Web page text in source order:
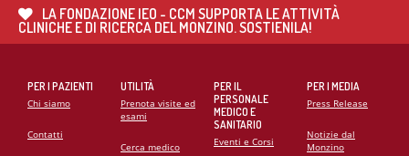
CARDIO MONZINO 2025
LA FONDAZIONE IEO - CCM SUPPORTA LE ATTIVITÀ
CLINICHE E DI RICERCA DEL MONZINO. SOSTIENILA!
PER I PAZIENTI
Chi siamo
Contatti
UTILITÀ
Prenota visite ed
esami
Cerca medico
PER IL
PERSONALE
MEDICO E
SANITARIO
Eventi e Corsi
PER I MEDIA
Press Release
Notizie dal
Monzino